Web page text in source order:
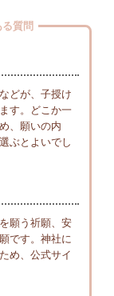
質問
どが、子授け
す。どこか一
、願いの内
ぶとよいでし
願う祈願、安
です。神社に
め、公式サイ